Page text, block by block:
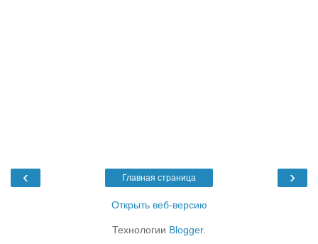
‹ ›
Главная страница
Открыть веб-версию
Технологии Blogger.